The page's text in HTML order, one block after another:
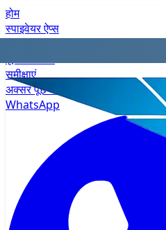
होम
स्पाइवेयर ऐप्स
समीक्षाएं
अक्सर पूछे जाने वाले प्रश्न
WhatsApp